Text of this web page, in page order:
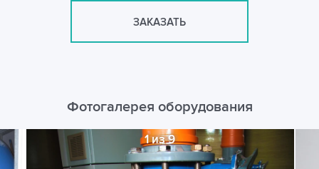
ЗАКАЗАТЬ
Фотогалерея оборудования
1 из 9